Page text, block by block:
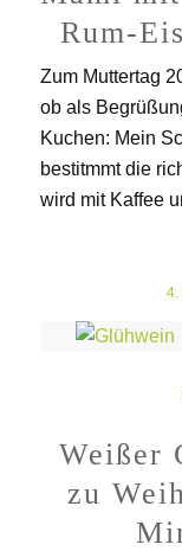
Rum-
Zum Muttertag
ob als
Kuchen: Mein
bestitmmt die
wird mit Kaffee
4.
Weißer
zu